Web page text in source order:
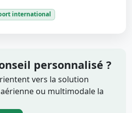
international
personnalisé ?
vers la solution
ou multimodale la